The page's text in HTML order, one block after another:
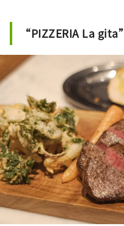
“PIZZERIA La gita”